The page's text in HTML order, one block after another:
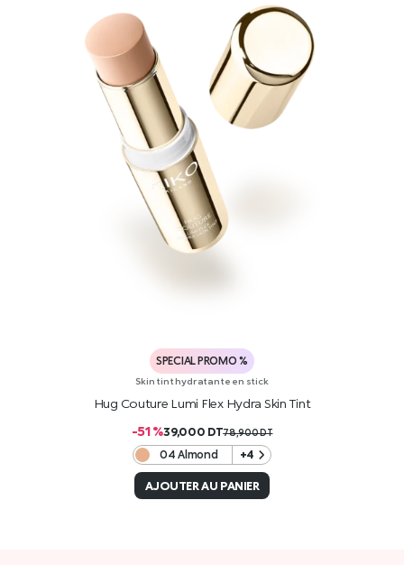
SPECIAL PROMO %
Skin tint hydratante en stick
Hug Couture Lumi Flex Hydra Skin Tint
-51 %39,000 DT78,900DT
04 Almond +4
AJOUTER AU PANIER